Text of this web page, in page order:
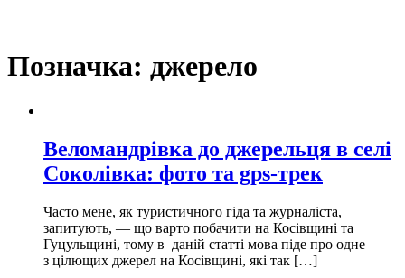
Позначка: джерело
Веломандрівка до джерельця в селі
Соколівка: фото та gps-трек
Часто мене, як туристичного гіда та журналіста,
запитують, — що варто побачити на Косівщині та
Гуцульщині, тому в даній статті мова піде про одне
з цілющих джерел на Косівщині, які так […]